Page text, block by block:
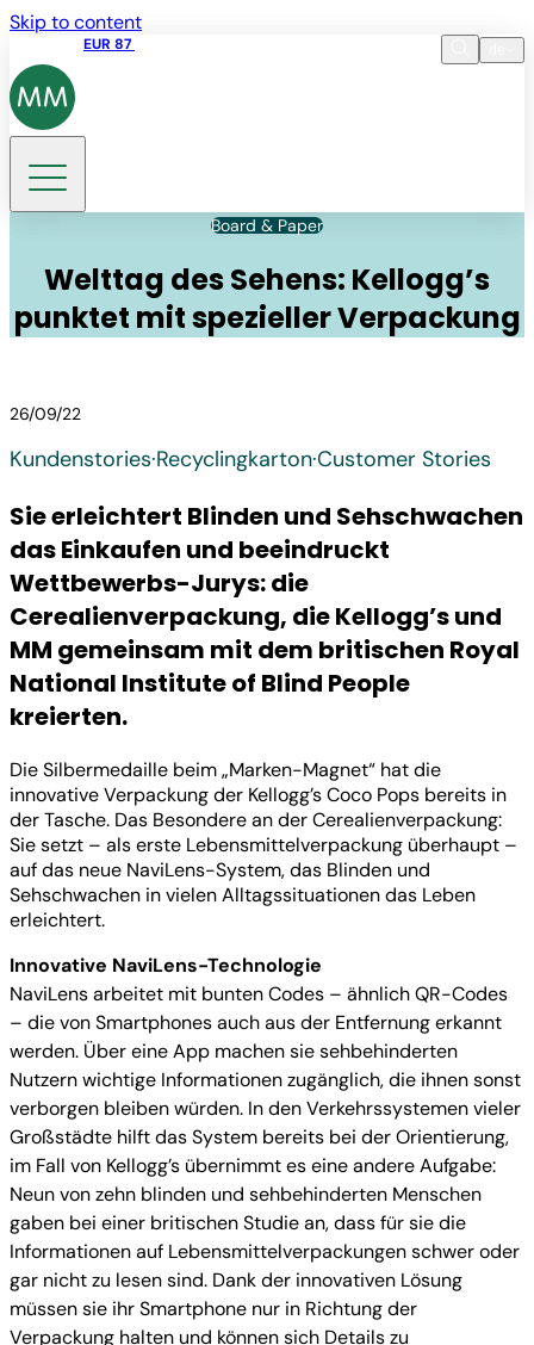
Skip to content
EUR 87
DE
Board & Paper
Welttag des Sehens: Kellogg’s
punktet mit spezieller Verpackung
Kundenstories·Recycling­karton·Customer Stories
26/09/22
Sie erleichtert Blinden und Sehschwachen
das Einkaufen und beeindruckt
Wettbewerbs-Jurys: die
Cerealienverpackung, die Kellogg’s und
MM gemeinsam mit dem britischen Royal
National Institute of Blind People
kreierten.
Die Silbermedaille beim „Marken-Magnet“ hat die
innovative Verpackung der Kellogg’s Coco Pops bereits in
der Tasche. Das Besondere an der Cerealienverpackung:
Sie setzt – als erste Lebensmittelverpackung überhaupt –
auf das neue NaviLens-System, das Blinden und
Sehschwachen in vielen Alltagssituationen das Leben
erleichtert.
Innovative NaviLens-Technologie
NaviLens arbeitet mit bunten Codes – ähnlich QR-Codes
– die von Smartphones auch aus der Entfernung erkannt
werden. Über eine App machen sie sehbehinderten
Nutzern wichtige Informationen zugänglich, die ihnen sonst
verborgen bleiben würden. In den Verkehrssystemen vieler
Großstädte hilft das System bereits bei der Orientierung,
im Fall von Kellogg’s übernimmt es eine andere Aufgabe:
Neun von zehn blinden und sehbehinderten Menschen
gaben bei einer britischen Studie an, dass für sie die
Informationen auf Lebensmittelverpackungen schwer oder
gar nicht zu lesen sind. Dank der innovativen Lösung
müssen sie ihr Smartphone nur in Richtung der
Verpackung halten und können sich Details zu